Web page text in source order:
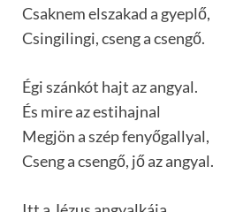
Csaknem elszakad a gyeplő,
Csingilingi, cseng a csengő.
Égi szánkót hajt az angyal.
És mire az estihajnal
Megjön a szép fenyőgallyal,
Cseng a csengő, jő az angyal.